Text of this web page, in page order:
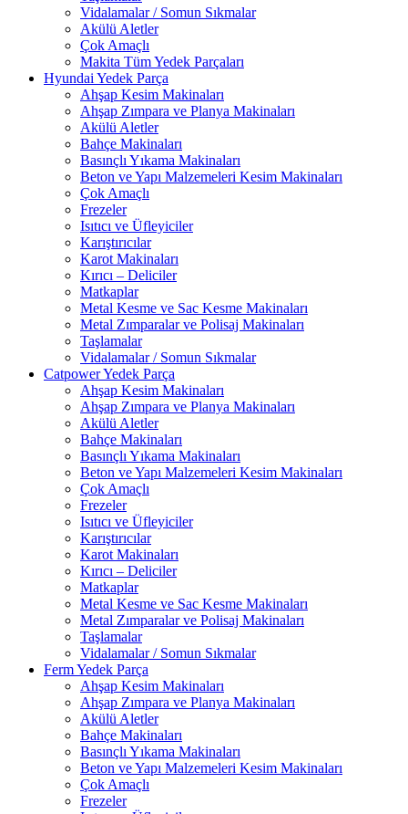
Vidalamalar / Somun Sıkmalar
Akülü Aletler
Çok Amaçlı
Makita Tüm Yedek Parçaları
Hyundai Yedek Parça
Ahşap Kesim Makinaları
Ahşap Zımpara ve Planya Makinaları
Akülü Aletler
Bahçe Makinaları
Basınçlı Yıkama Makinaları
Beton ve Yapı Malzemeleri Kesim Makinaları
Çok Amaçlı
Frezeler
Isıtıcı ve Üfleyiciler
Karıştırıcılar
Karot Makinaları
Kırıcı – Deliciler
Matkaplar
Metal Kesme ve Sac Kesme Makinaları
Metal Zımparalar ve Polisaj Makinaları
Taşlamalar
Vidalamalar / Somun Sıkmalar
Catpower Yedek Parça
Ahşap Kesim Makinaları
Ahşap Zımpara ve Planya Makinaları
Akülü Aletler
Bahçe Makinaları
Basınçlı Yıkama Makinaları
Beton ve Yapı Malzemeleri Kesim Makinaları
Çok Amaçlı
Frezeler
Isıtıcı ve Üfleyiciler
Karıştırıcılar
Karot Makinaları
Kırıcı – Deliciler
Matkaplar
Metal Kesme ve Sac Kesme Makinaları
Metal Zımparalar ve Polisaj Makinaları
Taşlamalar
Vidalamalar / Somun Sıkmalar
Ferm Yedek Parça
Ahşap Kesim Makinaları
Ahşap Zımpara ve Planya Makinaları
Akülü Aletler
Bahçe Makinaları
Basınçlı Yıkama Makinaları
Beton ve Yapı Malzemeleri Kesim Makinaları
Çok Amaçlı
Frezeler